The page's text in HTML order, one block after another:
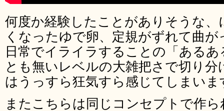
何度か経験したことがありそうな
くなったゆで卵、定規がずれて曲
日常でイライラすることの「ある
とも無いレベルの大雑把さで切り
はうっすら狂気すら感じてしまい
またこちらは同じコンセプトで作